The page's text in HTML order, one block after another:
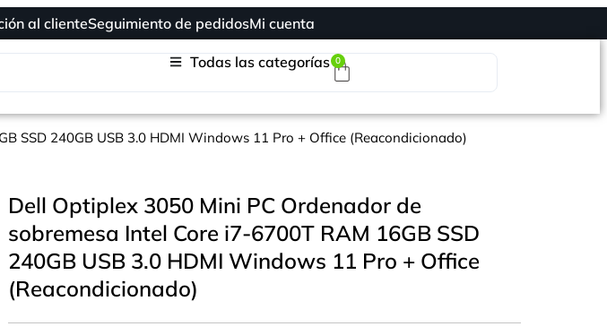
al clienteSeguimiento de pedidosMi cuenta
Todas las categorías 0
SSD 240GB USB 3.0 HDMI Windows 11 Pro + Office (Reacondicionado)
Dell Optiplex 3050 Mini PC Ordenador de
sobremesa Intel Core i7-6700T RAM 16GB SSD
240GB USB 3.0 HDMI Windows 11 Pro + Office
(Reacondicionado)